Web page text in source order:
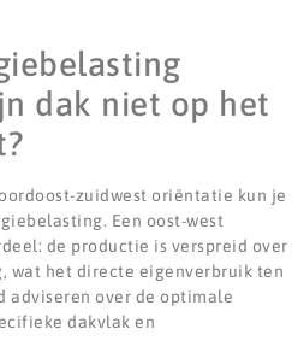
dak niet op het
zuidwest oriëntatie kun je
Een oost-west
de productie is verspreid over
wat het directe eigenverbruik ten
adviseren over de optimale
dakvlak en